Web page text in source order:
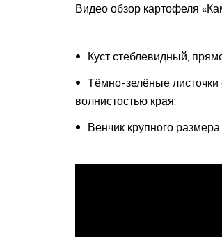
Видео обзор картофеля
Куст стеблевидный,
Тёмно-зелёные листочки
волнистостью края;
Венчик крупного